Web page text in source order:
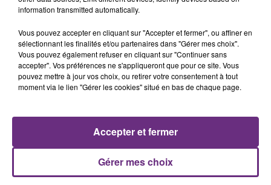
l'inspection du Travail en profite pour rappeler
TITRES DIFFUSÉS
9h11
9h11
TAYLOR SWIFT
9h08
9h08
BRICE CONRAD
information transmitted automatically.
Vous pouvez accepter en cliquant sur "Accepter et fermer", ou affiner en
sélectionnant les finalités et/ou partenaires dans "Gérer mes choix".
Vous pouvez également refuser en cliquant sur "Continuer sans
accepter". Vos préférences ne s'appliqueront que pour ce site. Vous
pouvez mettre à jour vos choix, ou retirer votre consentement à tout
moment via le lien "Gérer les cookies" situé en bas de chaque page.
Gérer mes choix
Accepter et fermer